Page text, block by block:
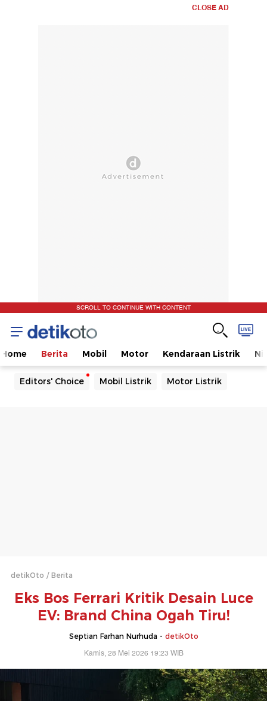
CLOSE AD
SCROLL TO CONTINUE WITH CONTENT
Home Berita Mobil Motor Kendaraan Listrik
Editors' Choice Mobil Listrik Motor Listrik
detikOto Berita
Eks Bos Ferrari Kritik Desain Luce
EV: Brand China Ogah Tiru!
Septian Farhan Nurhuda - detikOto
Kamis, 28 Mei 2026 19:23 WIB